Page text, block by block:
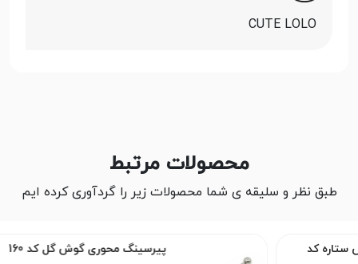
CUTE LOLO
محصولات مرتبط
طبق نظر و سلیقه ی شما محصولات زیر را گردآوری کرده ایم
کد پیرسینگ محوری گوش گل کد 160